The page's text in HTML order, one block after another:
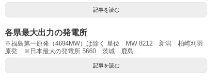
記事を読む
各県最大出力の発電所
※福島第一原発（4694MW）は除く 単位 MW 8212 新潟 柏崎刈羽
原発 ※日本最大の発電所 5660 茨城 鹿島...
記事を読む